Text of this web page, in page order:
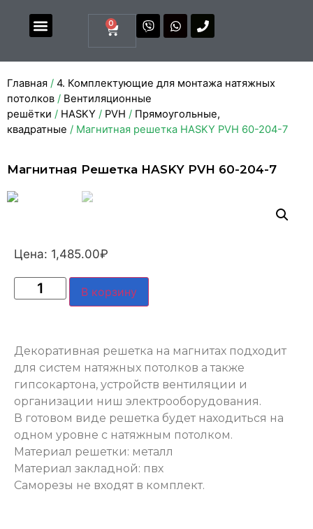
0
Главная / 4. Комплектующие для монтажа натяжных
потолков / Вентиляционные
решётки / HASKY / PVH / Прямоугольные,
квадратные / Магнитная решетка HASKY PVH 60-204-7
Магнитная Решетка HASKY PVH 60-204-7
Цена: 1,485.00₽
В корзину
Декоративная решетка на магнитах подходит
для систем натяжных потолков а также
гипсокартона, устройств вентиляции и
организации ниш электрооборудования.
В готовом виде решетка будет находиться на
одном уровне с натяжным потолком.
Материал решетки: металл
Материал закладной: пвх
Саморезы не входят в комплект.